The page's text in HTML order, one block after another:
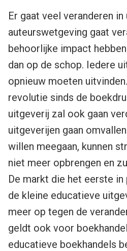
Er gaat veel veranderen
auteurswetgeving gaat
behoorlijke impact
dan op de schop. Iedere
opnieuw moeten
revolutie sinds de
uitgeverij zal ook gaan
uitgeverijen gaan
willen meegaan, kunnen
niet meer opbrengen en
De markt die het eerste
de kleine educatieve
meer op tegen de
geldt ook voor
educatieve boekhandels